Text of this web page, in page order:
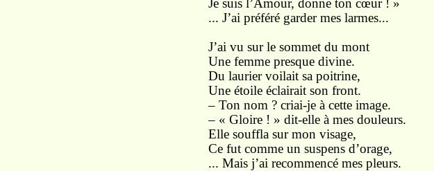
Je suis l’Amour, donne ton cœur ! »
... J’ai préféré garder mes larmes...
J’ai vu sur le sommet du mont
Une femme presque divine.
Du laurier voilait sa poitrine,
Une étoile éclairait son front.
– Ton nom ? criai-je à cette image.
– « Gloire ! » dit-elle à mes douleurs.
Elle souffla sur mon visage,
Ce fut comme un suspens d’orage,
... Mais j’ai recommencé mes pleurs.